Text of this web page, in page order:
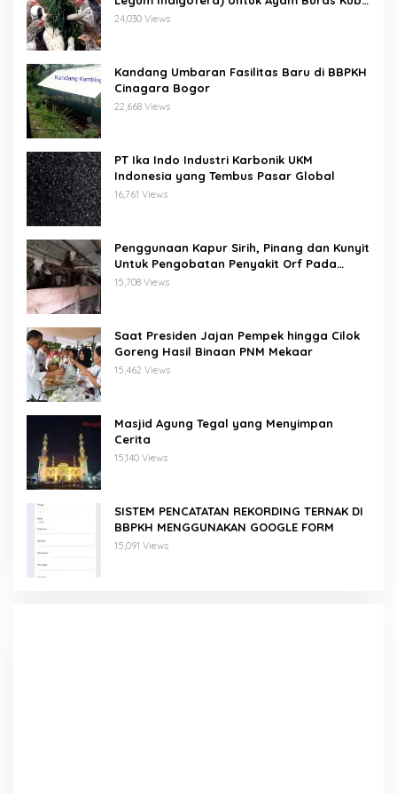
Dan Sensi
24,030 Views
Kandang Umbaran Fasilitas Baru di BBPKH
Cinagara Bogor
22,668 Views
PT Ika Indo Industri Karbonik UKM
Indonesia yang Tembus Pasar Global
16,761 Views
Penggunaan Kapur Sirih, Pinang dan Kunyit
Untuk Pengobatan Penyakit Orf Pada
Domba/Kambing
15,708 Views
Saat Presiden Jajan Pempek hingga Cilok
Goreng Hasil Binaan PNM Mekaar
15,462 Views
Masjid Agung Tegal yang Menyimpan
Cerita
15,140 Views
SISTEM PENCATATAN REKORDING TERNAK DI
BBPKH MENGGUNAKAN GOOGLE FORM
15,091 Views